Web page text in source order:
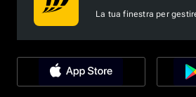
La tua finestra per